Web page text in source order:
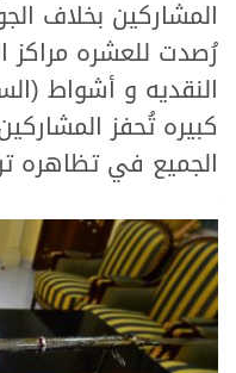
المشاركين بخلاف
رُصدت للعشره
النقديه و أشواط
كبيره تُحفز
الجميع في تظاهره